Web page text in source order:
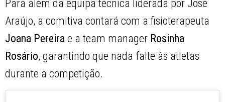
Para além da equipa técnica liderada por José
Araújo, a comitiva contará com a fisioterapeuta
Joana Pereira e a team manager Rosinha
Rosário, garantindo que nada falte às atletas
durante a competição.